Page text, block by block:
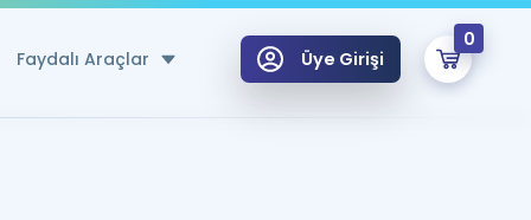
Faydalı Araçlar Üye Girişi
0